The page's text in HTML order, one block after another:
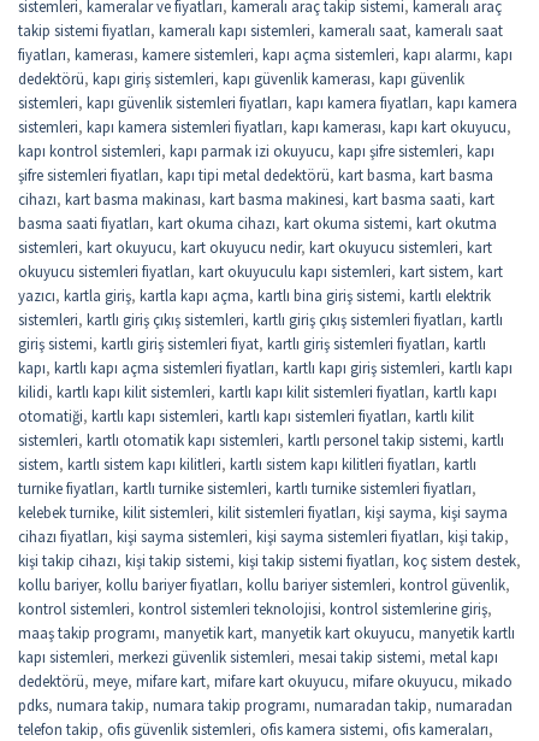
sistemleri, kameralar ve fiyatları, kameralı araç takip sistemi, kameralı araç
takip sistemi fiyatları, kameralı kapı sistemleri, kameralı saat, kameralı saat
fiyatları, kamerası, kamere sistemleri, kapı açma sistemleri, kapı alarmı, kapı
dedektörü, kapı giriş sistemleri, kapı güvenlik kamerası, kapı güvenlik
sistemleri, kapı güvenlik sistemleri fiyatları, kapı kamera fiyatları, kapı kamera
sistemleri, kapı kamera sistemleri fiyatları, kapı kamerası, kapı kart okuyucu,
kapı kontrol sistemleri, kapı parmak izi okuyucu, kapı şifre sistemleri, kapı
şifre sistemleri fiyatları, kapı tipi metal dedektörü, kart basma, kart basma
cihazı, kart basma makinası, kart basma makinesi, kart basma saati, kart
basma saati fiyatları, kart okuma cihazı, kart okuma sistemi, kart okutma
sistemleri, kart okuyucu, kart okuyucu nedir, kart okuyucu sistemleri, kart
okuyucu sistemleri fiyatları, kart okuyuculu kapı sistemleri, kart sistem, kart
yazıcı, kartla giriş, kartla kapı açma, kartlı bina giriş sistemi, kartlı elektrik
sistemleri, kartlı giriş çıkış sistemleri, kartlı giriş çıkış sistemleri fiyatları, kartlı
giriş sistemi, kartlı giriş sistemleri fiyat, kartlı giriş sistemleri fiyatları, kartlı
kapı, kartlı kapı açma sistemleri fiyatları, kartlı kapı giriş sistemleri, kartlı kapı
kilidi, kartlı kapı kilit sistemleri, kartlı kapı kilit sistemleri fiyatları, kartlı kapı
otomatiği, kartlı kapı sistemleri, kartlı kapı sistemleri fiyatları, kartlı kilit
sistemleri, kartlı otomatik kapı sistemleri, kartlı personel takip sistemi, kartlı
sistem, kartlı sistem kapı kilitleri, kartlı sistem kapı kilitleri fiyatları, kartlı
turnike fiyatları, kartlı turnike sistemleri, kartlı turnike sistemleri fiyatları,
kelebek turnike, kilit sistemleri, kilit sistemleri fiyatları, kişi sayma, kişi sayma
cihazı fiyatları, kişi sayma sistemleri, kişi sayma sistemleri fiyatları, kişi takip,
kişi takip cihazı, kişi takip sistemi, kişi takip sistemi fiyatları, koç sistem destek,
kollu bariyer, kollu bariyer fiyatları, kollu bariyer sistemleri, kontrol güvenlik,
kontrol sistemleri, kontrol sistemleri teknolojisi, kontrol sistemlerine giriş,
maaş takip programı, manyetik kart, manyetik kart okuyucu, manyetik kartlı
kapı sistemleri, merkezi güvenlik sistemleri, mesai takip sistemi, metal kapı
dedektörü, meye, mifare kart, mifare kart okuyucu, mifare okuyucu, mikado
pdks, numara takip, numara takip programı, numaradan takip, numaradan
telefon takip, ofis güvenlik sistemleri, ofis kamera sistemi, ofis kameraları,